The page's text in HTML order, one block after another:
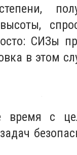
СИЗы
в этом
время с